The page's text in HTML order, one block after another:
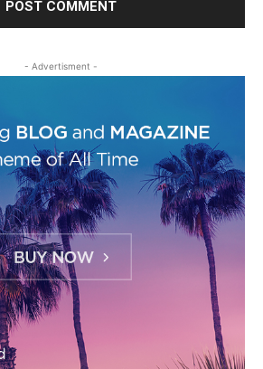
- Advertisment -